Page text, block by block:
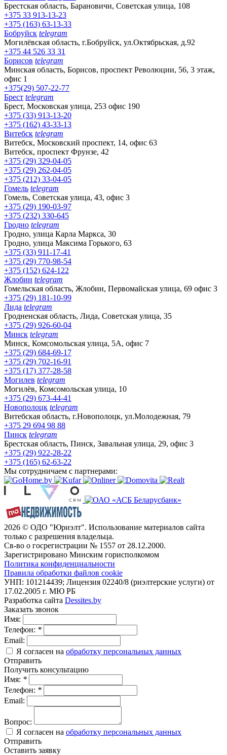
Брестская область, Барановичи, Советская улица, 108
+375 33 913-13-23
+375 (163) 63-13-33
Бобруйск telegram
Могилёвская область, г.Бобруйск, ул.Октябрьская, д.92
+375 44 526 33 31
Борисов telegram
Минская область, Борисов, проспект Революции, 56, 3 этаж,
офис 1
+375(29) 507-22-77
Брест telegram
Брест, Московская улица, 253 офис 190
+375 (33) 913-13-20
+375 (162) 43-33-13
Витебск telegram
Витебск, Московский проспект, 14, офис 63
Витебск, проспект Фрунзе, 42
+375 (29) 329-04-05
+375 (29) 262-04-05
+375 (212) 33-04-05
Гомель telegram
Гомель, Советская улица, 43, офис 3
+375 (29) 190-03-97
+375 (232) 330-645
Гродно telegram
Гродно, улица Карла Маркса, 30
Гродно, улица Максима Горького, 63
+375 (33) 911-17-41
+375 (29) 770-98-54
+375 (152) 624-122
Жлобин telegram
Гомельская область, Жлобин, Первомайская улица, 69 офис 3
+375 (29) 181-10-99
Лида telegram
Гродненская область, Лида, Советская улица, 35
+375 (29) 926-60-04
Минск telegram
Минск, Комсомольская улица, 5А, офис 7
+375 (29) 684-69-17
+375 (29) 702-16-91
+375 (17) 377-28-58
Могилев telegram
Могилёв, Комсомольская улица, 10
+375 (29) 673-44-41
Новополоцк telegram
Витебская область, г.Новополоцк, ул.Молодежная, 79
+375 29 694 98 88
Пинск telegram
Брестская область, Пинск, Завальная улица, 29, офис 3
+375 (29) 922-28-22
+375 (165) 62-63-22
Мы сотрудничаем с партнерами:
2026 © ОДО "Юриэлт". Использование материалов сайта
только с разрешения владельца.
Св-во о госрегистрации № 1557 от 28.12.2000.
Зарегистрировано Минским горисполкомом
Политика конфиденциальности
Правила обработки файлов cookie
УНП: 101214439; Лицензия 02240/8 (риэлтерские услуги) от
17.02.2005 г. МЮ РБ
Разработка сайта Dessites.by
Заказать звонок
Имя:
Телефон: *
Email:
Я согласен на обработку персональных данных
Отправить
Получить консультацию
Имя: *
Телефон: *
Email:
Вопрос:
Я согласен на обработку персональных данных
Отправить
Оставить заявку